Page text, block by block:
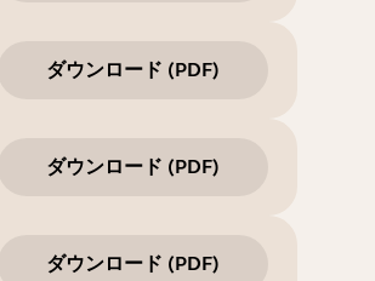
ダウンロード (PDF)
ダウンロード (PDF)
ダウンロード (PDF)